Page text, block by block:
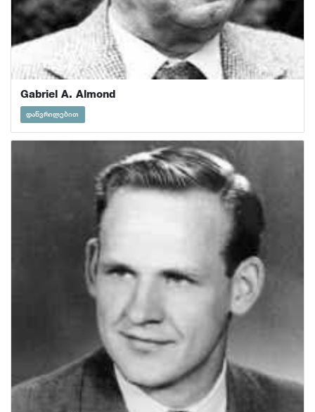
Gabriel A. Almond
დაწვრილებით